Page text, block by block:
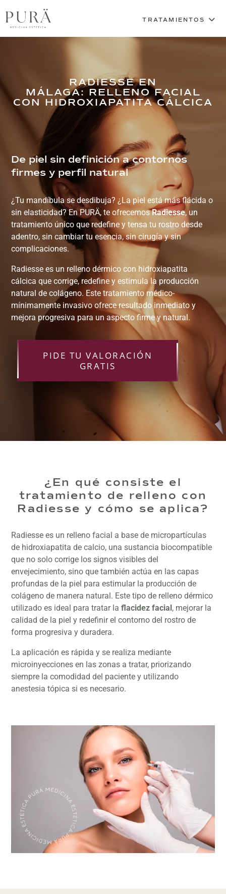
RADIESSE EN
MÁLAGA: RELLENO FACIAL
CON HIDROXIAPATITA CÁLCICA
De piel sin definición a contornos
firmes y perfil natural
¿Tu mandíbula se desdibuja? ¿La piel está más flácida o
sin elasticidad? En PURÄ, te ofrecemosRadiesse, un
tratamiento único que redefine y tensa tu rostro desde
adentro, sin cambiar tu esencia, sin cirugía y sin
complicaciones.
Radiesse es un relleno dérmico con hidroxiapatita
cálcica que corrige, redefine y estimula la producción
natural de colágeno. Este tratamiento médico-
mínimamente invasivo ofrece resultado inmediato y
mejora progresiva para un aspecto firme y natural.
PIDE TU VALORACIÓN
GRATIS
¿En qué consiste el
tratamiento de relleno con
Radiesse y cómo se aplica?
Radiesse es un relleno facial a base de micropartículas
de hidroxiapatita de calcio, una sustancia biocompatible
que no solo corrige los signos visibles del
envejecimiento, sino que también actúa en las capas
profundas de la piel para estimular la producción de
colágeno de manera natural. Este tipo de relleno dérmico
utilizado es ideal para tratar laflacidez facial , mejorar la
calidad de la piel y redefinir el contorno del rostro de
forma progresiva y duradera.
La aplicación es rápida y se realiza mediante
microinyecciones en las zonas a tratar, priorizando
siempre la comodidad del paciente y utilizando
anestesia tópica si es necesario.